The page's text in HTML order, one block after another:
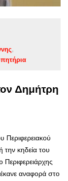
Δημήτρη
Περιφερειακού
κηδεία του
αναφορά στο